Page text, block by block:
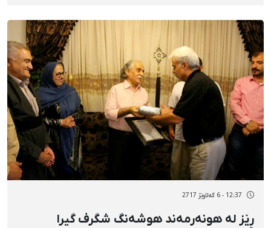
12:37 - 6 گەلاوێژ 2717
ڕێز لە هونەرمەند هوشەنگ شگرف گیرا